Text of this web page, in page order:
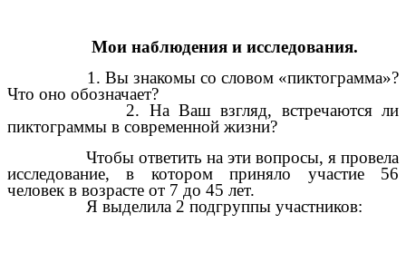
Мои наблюдения и исследования.
1. Вы знакомы со словом «пиктограмма»?
Что оно обозначает?
2. На Ваш взгляд, встречаются ли
пиктограммы в современной жизни?
Чтобы ответить на эти вопросы, я провела
исследование, в котором приняло участие 56
человек в возрасте от 7 до 45 лет.
Я выделила 2 подгруппы участников: